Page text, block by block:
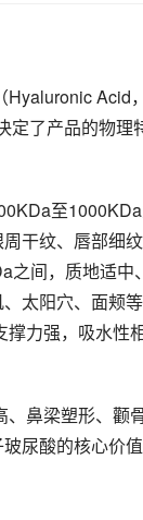
Acid，
定了产品的物理
至
干纹、唇部细
间，质地适中、
太阳穴、面颊
撑力强，吸水性
、鼻梁塑形、颧
尿酸的核心价